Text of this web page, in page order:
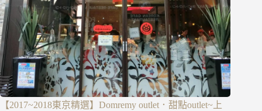
【2017~2018東京精選】Domremy outlet．甜點outlet~上